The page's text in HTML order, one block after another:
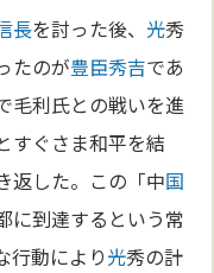
長を討った後、 光秀
たのが豊臣秀吉であ
毛利氏との戦いを進
すぐさま和平を結
返した。この「中国
に到達するという常
行動により光秀の計